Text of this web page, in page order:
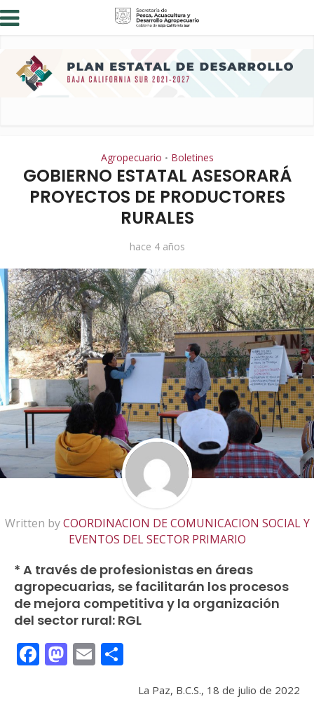
Agropecuario • Boletines
GOBIERNO ESTATAL ASESORARÁ
PROYECTOS DE PRODUCTORES
RURALES
hace 4 años
Written byCOORDINACION DE COMUNICACION SOCIAL Y
EVENTOS DEL SECTOR PRIMARIO
* A través de profesionistas en áreas
agropecuarias, se facilitarán los procesos
de mejora competitiva y la organización
del sector rural: RGL
Facebook
Mastodon
Email
La Paz, B.C.S., 18 de julio de 2022